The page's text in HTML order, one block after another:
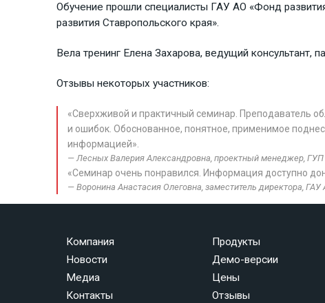
Обучение прошли специалисты ГАУ АО «Фонд
развития Ставропольского края».
Вела тренинг Елена Захарова, ведущий консультант,
Отзывы некоторых участников:
«Сверхживой и практичный семинар. Преподаватель
и ошибок. Обоснованное, понятное, применимое
информацией».
Лесных Валерия Александровна, проектный менеджер, ГУП
«Семинар очень понравился. Информация доступно
Воронина Анастасия Олеговна, заместитель директора,
Компания
Новости
Медиа
Контакты
Продукты
Демо-версии
Цены
Отзывы